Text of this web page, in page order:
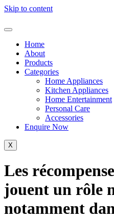
Skip to content
Home
About
Products
Categories
Home Appliances
Kitchen Appliances
Home Entertainment
Personal Care
Accessories
Enquire Now
X
Les
jouent un rôle
notamment